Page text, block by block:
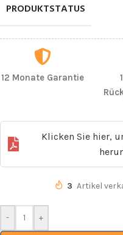
PRODUKTSTATUS
12 Monate Garantie
Klicken Sie hier,
3 Artikel
- +